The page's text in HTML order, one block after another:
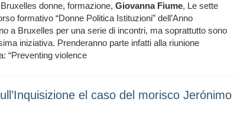
donne, formazione, Giovanna Fiume, Le sette
formativo “Donne Politica Istituzioni” dell’Anno
a Bruxelles per una serie di incontri, ma soprattutto sono
iniziativa. Prenderanno parte infatti alla riunione
“Preventing violence
el caso del morisco Jerónimo